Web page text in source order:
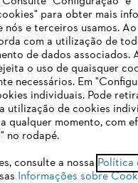
venda Proteção de Dados
NÃO
que ainda não
nosso site, recomendamos
navegadores:
para obter mais
nós e terceiros usamos.
com a utilização de
de dados associados.
o uso de quaisquer
necessários. Em
individuais. Pode
utilização de cookies
qualquer momento, com
no rodapé.
consulte a nossa Política
Informações sobre